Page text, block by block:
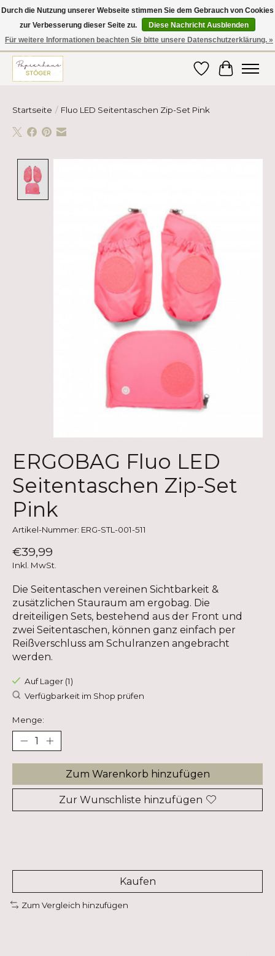
Hier finden Sie hochwertige Produkte im Bereich Schule, Büro, Papier,
Schreiben und vieles mehr! Erhalten Sie Ihre Bestellung bequem nach
Hause oder ins Büro geliefert!
Wunschzettel
Ihr
Startseite / Fluo LED Seitentaschen Zip-Set Pink
ERGOBAG Fluo LED
Seitentaschen Zip-Set
Pink
Artikel-Nummer: ERG-STL-001-511
€39,99
Inkl. MwSt.
Die Seitentaschen vereinen Sichtbarkeit &
zusätzlichen Stauraum am ergobag. Die
dreiteiligen Sets, bestehend aus der Front und
zwei Seitentaschen, können ganz einfach per
Reißverschluss am Schulranzen angebracht
werden.
Auf Lager (1)
Verfügbarkeit im Shop prüfen
Menge:
Zum Warenkorb hinzufügen
Zur Wunschliste hinzufügen
Kaufen
Zum Vergleich hinzufügen
Durch die Nutzung unserer Webseite stimmen Sie dem Gebrauch von Cookies
zur Verbesserung dieser Seite zu.
Diese Nachricht Ausblenden
Für weitere Informationen beachten Sie bitte unsere Datenschutzerklärung. »